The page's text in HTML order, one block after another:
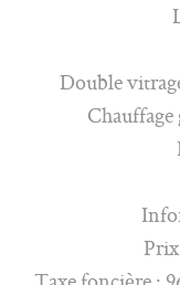
Double
Chauffage